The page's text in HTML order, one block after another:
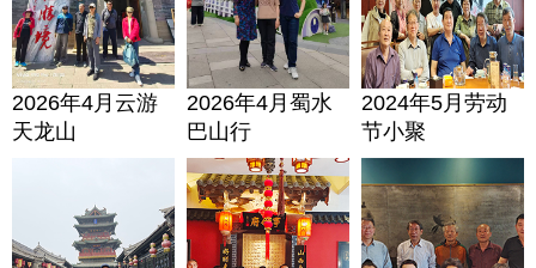
2026年4月云游
天龙山
2026年4月蜀水
巴山行
2024年5月劳动
节小聚